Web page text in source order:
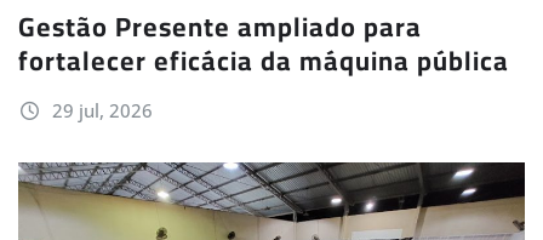
Gestão Presente ampliado para
fortalecer eficácia da máquina pública
29 jul, 2026